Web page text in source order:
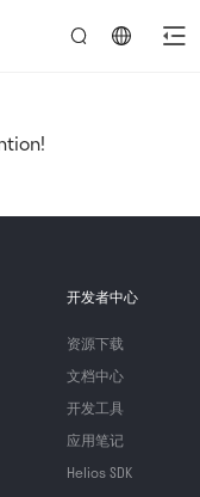
开发者中心
资源下载
文档中心
开发工具
应用笔记
Helios SDK